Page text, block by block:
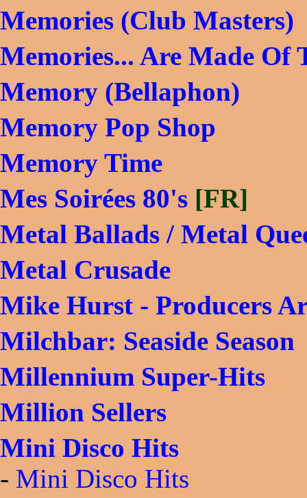
Memories (Club Masters)
Memories... Are Made Of
Memory (Bellaphon)
Memory Pop Shop
Memory Time
Mes Soirées 80's [FR]
Metal Ballads / Metal
Metal Crusade
Mike Hurst - Producers
Milchbar: Seaside Season
Millennium Super-Hits
Million Sellers
Mini Disco Hits
- Mini Disco Hits